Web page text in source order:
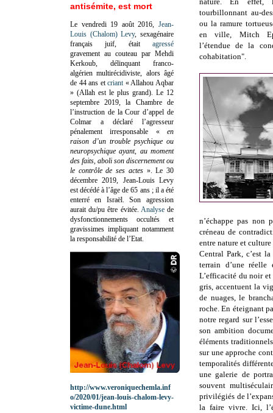
tourbillonnant au-
ou la ramure
en ville, Mitch
l’étendue de la
cohabitation".
n’échappe pas
créneau de
entre nature et
Central Park, c’est
terrain d’une réelle
L’efficacité du noir
gris, accentuent la
de nuages, le
roche. En éteignant
notre regard sur
son ambition
éléments
sur une approche
temporalités
une galerie de
souvent
privilégiés de
la faire vivre. Ici,
antisémite, est mort
Le vendredi 19 août 2016, Jean-
Louis (Chalom) Levy, sexagénaire
français juif, était agressé
gravement au couteau par Mehdi
Kerkoub, délinquant franco-
algérien multirécidiviste, alors âgé
de 44 ans etcriant « Allahou Aqbar
» (Allah est le plus grand). Le 12
septembre 2019, la Chambre de
l’instruction de la Cour d’appel de
Colmar a déclaré l’agresseur
pénalement irresponsable «en
raison d’un trouble psychique ou
neuropsychique ayant, au moment
des faits, aboli son discernement ou
le contrôle de ses actes». Le 30
décembre 2019, Jean-Louis Levy
est décédé à l’âge de 65 ans ; il a été
enterré en Israël. Son agression
aurait du/pu être évitée. Analysede
dysfonctionnements occultés et
gravissimes impliquant notamment
la responsabilité de l’Etat.
http://www.veroniquechemla.inf
o/2020/01/jean-louis-chalom-levy-
victime-dune.html